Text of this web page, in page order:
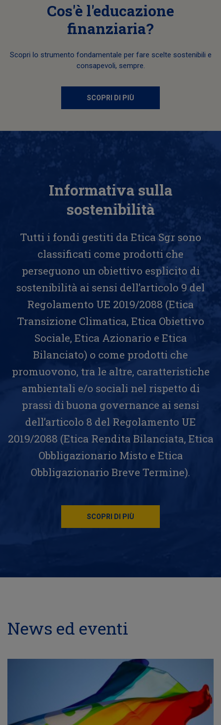
Cos'è l'educazione
finanziaria?
Scopri lo strumento fondamentale per fare scelte sostenibili e
consapevoli, sempre.
SCOPRI DI PIÙ
Informativa sulla
sostenibilità
Tutti i fondi gestiti da Etica Sgr sono
classificati come prodotti che
perseguono un obiettivo esplicito di
sostenibilità ai sensi dell’articolo 9 del
Regolamento UE 2019/2088 (Etica
Transizione Climatica, Etica Obiettivo
Sociale, Etica Azionario e Etica
Bilanciato) o come prodotti che
promuovono, tra le altre, caratteristiche
ambientali e/o sociali nel rispetto di
prassi di buona governance ai sensi
dell’articolo 8 del Regolamento UE
2019/2088 (Etica Rendita Bilanciata, Etica
Obbligazionario Misto e Etica
Obbligazionario Breve Termine).
SCOPRI DI PIÙ
News ed eventi